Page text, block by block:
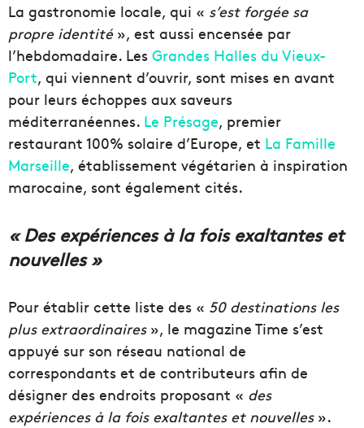
La gastronomie locale, qui « s’est forgée sa
propre identité», est aussi encensée par
l’hebdomadaire. Les Grandes Halles du Vieux-
Port, qui viennent d’ouvrir, sont mises en avant
pour leurs échoppes aux saveurs
méditerranéennes. Le Présage, premier
restaurant 100% solaire d’Europe, et La Famille
Marseille, établissement végétarien à inspiration
marocaine, sont également cités.
« Des expériences à la fois exaltantes et
nouvelles »
Pour établir cette liste des « 50 destinations les
plus extraordinaires», le magazine Time s’est
appuyé sur son réseau national de
correspondants et de contributeurs afin de
désigner des endroits proposant « des
expériences à la fois exaltantes et nouvelles».